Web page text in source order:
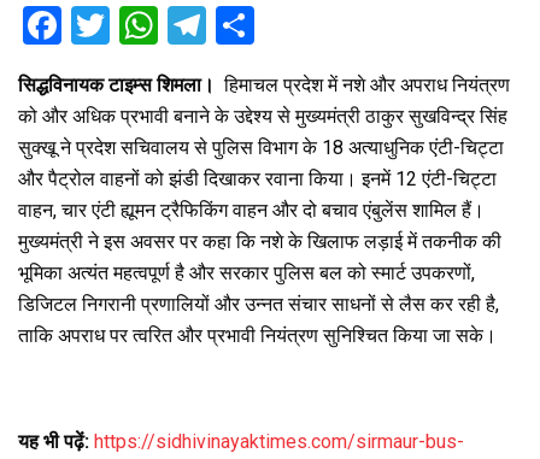
F
ce
b
o
o
k
T
tt
er
W
h
at
s
A
p
p
T
el
e
gr
a
m
ar
e
सिद्धविनायक टाइम्स शिमला। हिमाचल प्रदेश में नशे और अपराध नियंत्रण
को और अधिक प्रभावी बनाने के उद्देश्य से मुख्यमंत्री ठाकुर सुखविन्द्र सिंह
सुक्खू ने प्रदेश सचिवालय से पुलिस विभाग के 18 अत्याधुनिक एंटी-चिट्टा
और पैट्रोल वाहनों को झंडी दिखाकर रवाना किया। इनमें 12 एंटी-चिट्टा
वाहन, चार एंटी ह्यूमन ट्रैफिकिंग वाहन और दो बचाव एंबुलेंस शामिल हैं।
मुख्यमंत्री ने इस अवसर पर कहा कि नशे के खिलाफ लड़ाई में तकनीक की
भूमिका अत्यंत महत्वपूर्ण है और सरकार पुलिस बल को स्मार्ट उपकरणों,
डिजिटल निगरानी प्रणालियों और उन्नत संचार साधनों से लैस कर रही है,
ताकि अपराध पर त्वरित और प्रभावी नियंत्रण सुनिश्चित किया जा सके।
यह भी पढ़ें: https://sidhivinayaktimes.com/sirmaur-bus-